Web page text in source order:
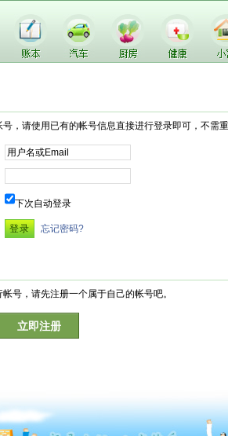
，请使用已有的帐号信息直接进行登录即可，不需
下次自动登录
忘记密码?
号，请先注册一个属于自己的帐号吧。
立即注册